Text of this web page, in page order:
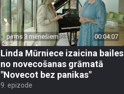
pirms 3 mēnešiem 00:04:07
Linda Mūrniece izaicina bailes
no novecošanas grāmatā
"Novecot bez panikas"
9. epizode